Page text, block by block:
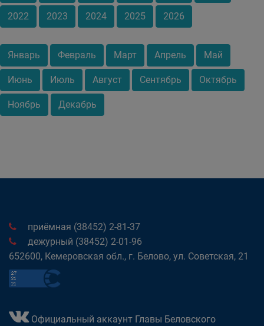
2022 2023 2024 2025 2026
Январь Февраль Март Апрель Май
Июнь Июль Август Сентябрь Октябрь
Ноябрь Декабрь
приёмная (38452) 2-81-37
дежурный (38452) 2-01-96
652600, Кемеровская обл., г. Белово, ул. Советская, 21
Официальный аккаунт Главы Беловского